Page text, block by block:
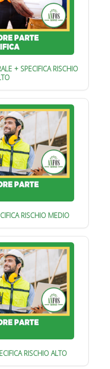
+ SPECIFICA RISCHIO
RISCHIO MEDIO
RISCHIO ALTO